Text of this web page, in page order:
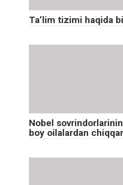
Ta’lim tizimi haqida
Nobel
boy oilalardan